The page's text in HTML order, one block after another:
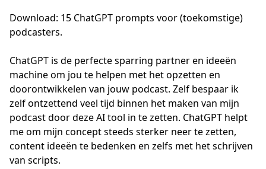
Download: 15 ChatGPT prompts voor (toekomstige)
podcasters.
ChatGPT is de perfecte sparring partner en ideeën
machine om jou te helpen met het opzetten en
doorontwikkelen van jouw podcast. Zelf bespaar ik
zelf ontzettend veel tijd binnen het maken van mijn
podcast door deze AI tool in te zetten. ChatGPT helpt
me om mijn concept steeds sterker neer te zetten,
content ideeën te bedenken en zelfs met het schrijven
van scripts.